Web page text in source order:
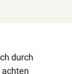
durch
achten